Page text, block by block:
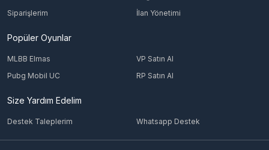
Siparişlerim
İlan Yönetimi
Popüler Oyunlar
MLBB Elmas
VP Satın Al
Pubg Mobil UC
RP Satın Al
Size Yardım Edelim
Destek Taleplerim Whatsapp Destek